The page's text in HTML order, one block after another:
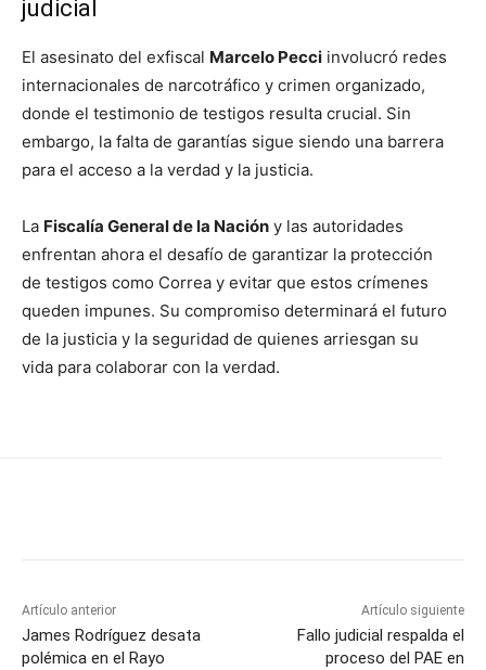
judicial
El asesinato del exfiscal Marcelo Pecci involucró redes
internacionales de narcotráfico y crimen organizado,
donde el testimonio de testigos resulta crucial. Sin
embargo, la falta de garantías sigue siendo una barrera
para el acceso a la verdad y la justicia.
La Fiscalía General de la Nación y las autoridades
enfrentan ahora el desafío de garantizar la protección
de testigos como Correa y evitar que estos crímenes
queden impunes. Su compromiso determinará el futuro
de la justicia y la seguridad de quienes arriesgan su
vida para colaborar con la verdad.
Artículo anterior
James Rodríguez desata
polémica en el Rayo
Artículo siguiente
Fallo judicial respalda el
proceso del PAE en